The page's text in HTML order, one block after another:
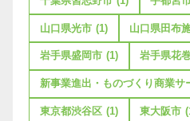
山口県光市 (1) 山口県田布
岩手県盛岡市 (1) 岩手県花
新事業進出・ものづくり商業サ
東京都渋谷区 (1) 東大阪市